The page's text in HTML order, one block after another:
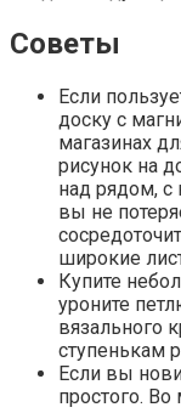
Советы
Если
доску с
магазинах
рисунок на
над рядом, с
вы не
широкие
Купите
уроните
вязального
ступенькам
Если вы
простого.